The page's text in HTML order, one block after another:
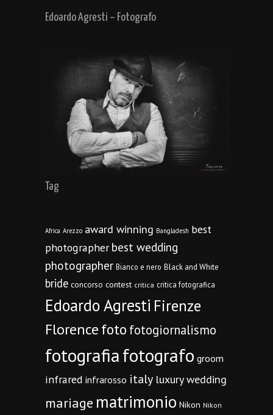
Edoardo Agresti – Fotografo
Tag
Africa Arezzo award winning Bangladesh best
photographer best wedding
photographer Bianco e nero Black and White
bride concorso contest critica critica fotografica
Edoardo Agresti Firenze
Florencefoto fotogiornalismo
fotografiafotografo groom
infrared infrarosso italy luxury wedding
mariage matrimonio Nikon Nikon